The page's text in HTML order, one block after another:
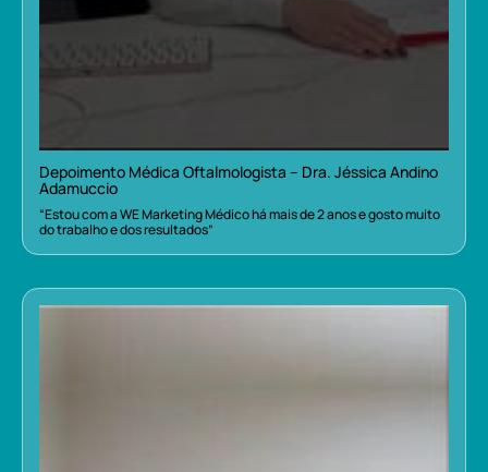
Depoimento Médica Oftalmologista – Dra. Jéssica Andino
Adamuccio
“Estou com a WE Marketing Médico há mais de 2 anos e gosto muito
do trabalho e dos resultados”